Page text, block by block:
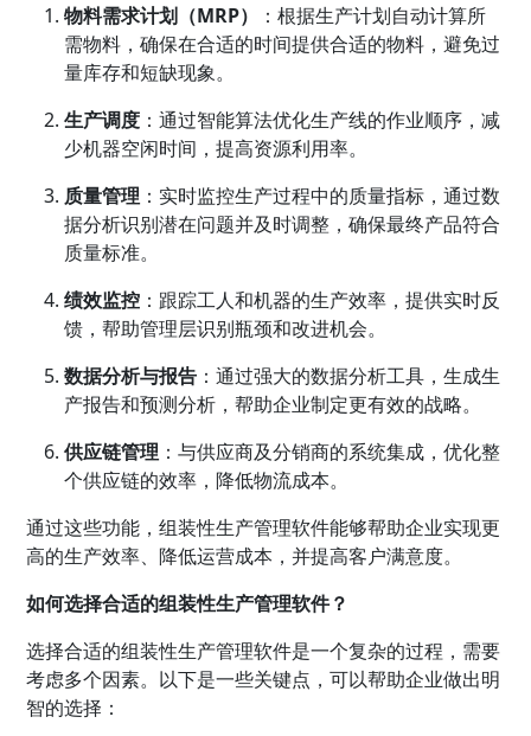
物料需求计划（MRP）
：根据生产计划自动计算所
需物料，确保在合适的时间提供合适的物料，避免过
量库存和短缺现象。
生产调度 ：通过智能算法优化生产线的作业顺序，减
少机器空闲时间，提高资源利用率。
质量管理 ：实时监控生产过程中的质量指标，通过数
据分析识别潜在问题并及时调整，确保最终产品符合
质量标准。
绩效监控 ：跟踪工人和机器的生产效率，提供实时反
馈，帮助管理层识别瓶颈和改进机会。
数据分析与报告 ：通过强大的数据分析工具，生成生
产报告和预测分析，帮助企业制定更有效的战略。
供应链管理 ：与供应商及分销商的系统集成，优化整
个供应链的效率，降低物流成本。
通过这些功能，组装性生产管理软件能够帮助企业实现更
高的生产效率、降低运营成本，并提高客户满意度。
如何选择合适的组装性生产管理软件？
选择合适的组装性生产管理软件是一个复杂的过程，需要
考虑多个因素。以下是一些关键点，可以帮助企业做出明
智的选择：